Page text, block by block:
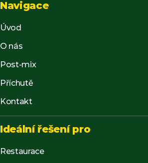
Navigace
Úvod
O nás
Post-mix
Příchutě
Kontakt
Ideální řešení pro
Restaurace